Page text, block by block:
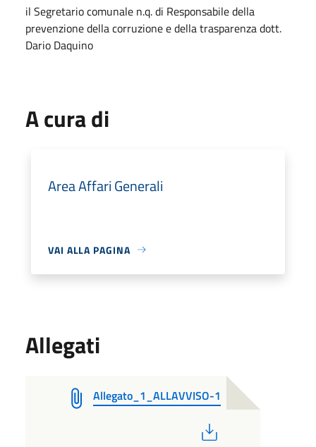
il Segretario comunale n.q. di Responsabile della
prevenzione della corruzione e della trasparenza dott.
Dario Daquino
A cura di
Area Affari Generali
VAI ALLA PAGINA
Allegati
Allegato_1_ALLAVVISO-1